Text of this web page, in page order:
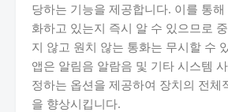
당하는 기능을 제공합니다. 이를 통
화하고 있는지 즉시 알 수 있으므로
지 않고 원치 않는 통화는 무시할 수
앱은 알림음 알람음 및 기타 시스템
정하는 옵션을 제공하여 장치의 전체
을 향상시킵니다.